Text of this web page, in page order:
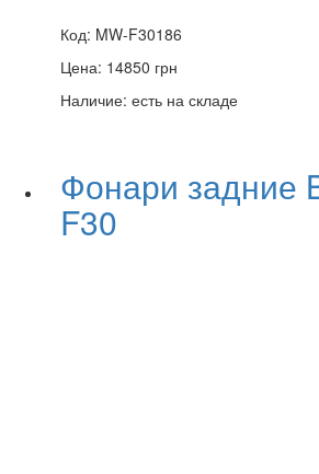
Код: MW-F30186
Цена: 14850 грн
Наличие: есть на складе
Фонари задние
F30